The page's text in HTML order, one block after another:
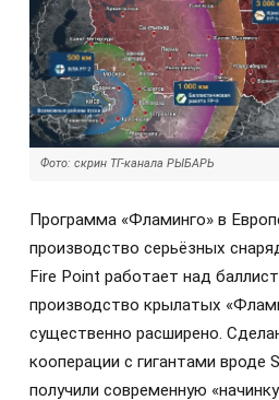
Фото: скрин ТГ-канала РЫБАРЬ
Программа «Фламинго» в
производство серьёзных
Fire Point работает над
производство крылатых
существенно расширено.
кооперации с гигантами вроде
получили современную